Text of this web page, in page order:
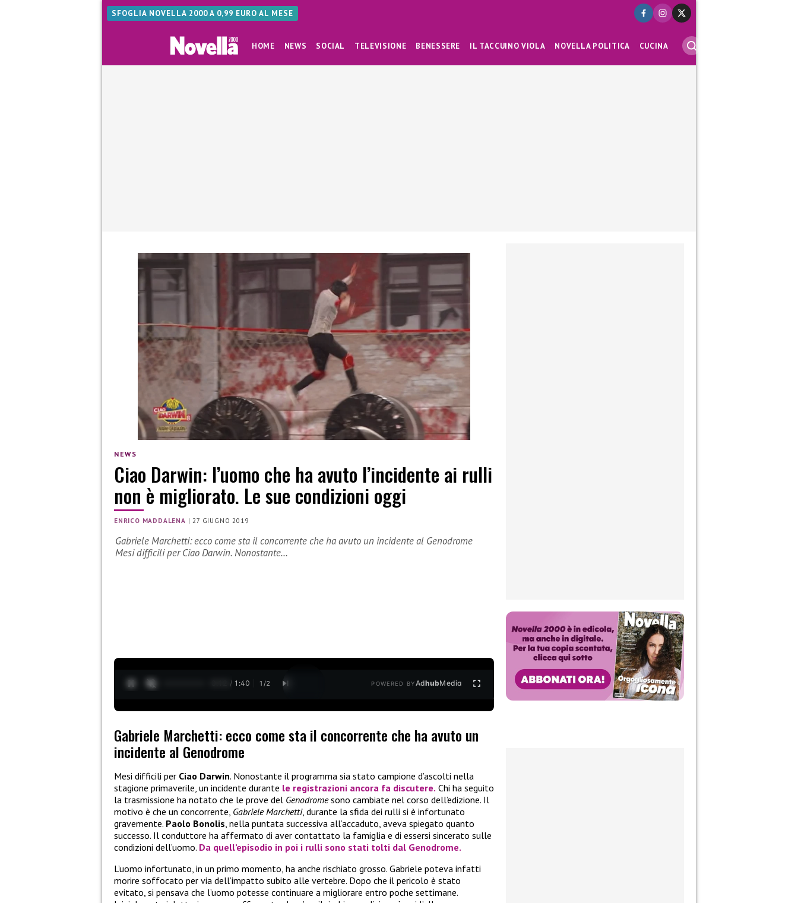
SFOGLIA NOVELLA 2000 A 0,99 EURO AL MESE
HOME NEWS SOCIAL TELEVISIONE BENESSERE IL TACCUINO VIOLA NOVELLA POLITICA CUCINA
NEWS
Ciao Darwin: l’uomo che ha avuto l’incidente ai rulli
non è migliorato. Le sue condizioni oggi
ENRICO MADDALENA |27 GIUGNO 2019
Gabriele Marchetti: ecco come sta il concorrente che ha avuto un incidente al Genodrome
Mesi difficili per Ciao Darwin. Nonostante…
0:13 / 1:40 1 /2 POWERED BYAdhubMedia
Gabriele Marchetti: ecco come sta il concorrente che ha avuto un
incidente al Genodrome
Mesi difficili per Ciao Darwin. Nonostante il programma sia stato campione d’ascolti nella
stagione primaverile, un incidente durante le registrazioni ancora fa discutere. Chi ha seguito
la trasmissione ha notato che le prove del Genodromesono cambiate nel corso dell’edizione. Il
motivo è che un concorrente, Gabriele Marchetti, durante la sfida dei rulli si è infortunato
gravemente. Paolo Bonolis, nella puntata successiva all’accaduto, aveva spiegato quanto
successo. Il conduttore ha affermato di aver contattato la famiglia e di essersi sincerato sulle
condizioni dell’uomo. Da quell’episodio in poi i rulli sono stati tolti dal Genodrome.
L’uomo infortunato, in un primo momento, ha anche rischiato grosso. Gabriele poteva infatti
morire soffocato per via dell’impatto subito alle vertebre. Dopo che il pericolo è stato
evitato, si pensava che l’uomo potesse continuare a migliorare entro poche settimane.